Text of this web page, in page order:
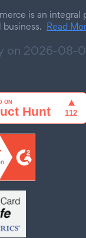
is an integral
Read
on 2026-08-